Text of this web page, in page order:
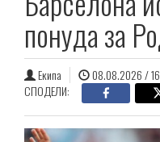
понуда за
Екипа
08.08.2026 /
СПОДЕЛИ: